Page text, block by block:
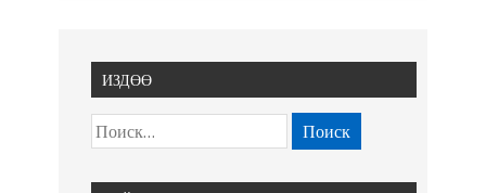
ИЗДӨӨ